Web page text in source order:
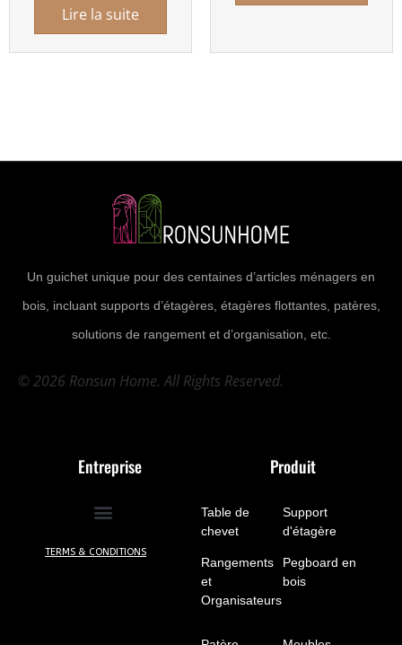
Lire la suite
Un guichet unique pour des centaines d’articles ménagers en
bois, incluant supports d’étagères, étagères flottantes, patères,
solutions de rangement et d’organisation, etc.
© 2026 Ronsun Home. All Rights Reserved.
Entreprise
TERMS & CONDITIONS
Produit
Table de
chevet
Support
d'étagère
Rangements
et
Organisateurs
Pegboard en
bois